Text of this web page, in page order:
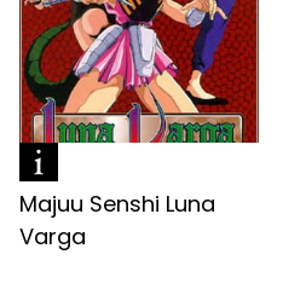
Majuu Senshi Luna
Varga